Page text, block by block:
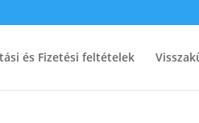
és Fizetési feltételek